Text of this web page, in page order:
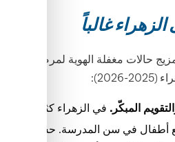
غالباً
حالات مغفلة الهوية لمرضى
2026):
المبكّر.
في الزهراء كثير
مع أطفال في سن المدرسة. حسب